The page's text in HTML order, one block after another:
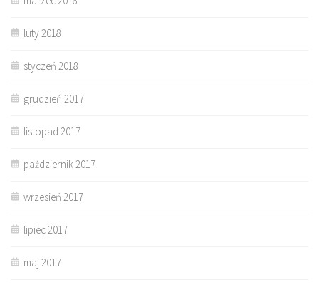
luty 2018
styczeń 2018
grudzień 2017
listopad 2017
październik 2017
wrzesień 2017
lipiec 2017
maj 2017